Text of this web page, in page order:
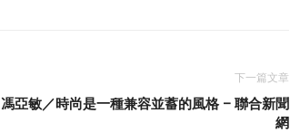
下一篇文章
馮亞敏／時尚是一種兼容並蓄的風格 – 聯合新聞
網